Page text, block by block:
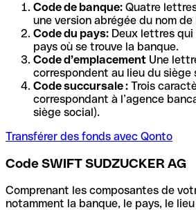
Code de banque: Quatre
une version abrégée du nom de
Code du pays: Deux lettres
pays où se trouve la banque.
Code d’emplacement Une
correspondent au lieu du siège
Code succursale : Trois
correspondant à l’agence
siège social).
Transférer des fonds avec Qonto
Code SWIFT SUDZUCKER AG
Comprenant les composantes de
notamment la banque, le pays, le